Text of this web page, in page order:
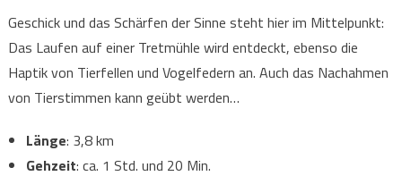
Geschick und das Schärfen der Sinne steht hier im Mittelpunkt:
Das Laufen auf einer Tretmühle wird entdeckt, ebenso die
Haptik von Tierfellen und Vogelfedern an. Auch das Nachahmen
von Tierstimmen kann geübt werden…
Länge: 3,8 km
Gehzeit: ca. 1 Std. und 20 Min.